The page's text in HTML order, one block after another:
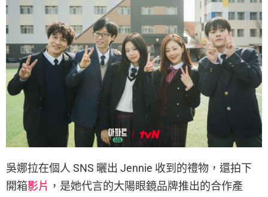
吳娜拉在個人 SNS 曬出 Jennie 收到的禮物，還拍下
開箱影片 ，是她代言的大陽眼鏡品牌推出的合作產